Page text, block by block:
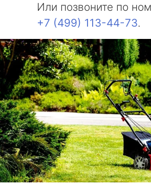
Или позвоните по
+7 (499) 113-44-73.